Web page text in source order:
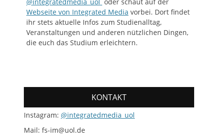
Webseite von Integrated Media vorbei. Dort findet
ihr stets aktuelle Infos zum Studienalltag,
Veranstaltungen und anderen nützlichen Dingen,
die euch das Studium erleichtern.
KONTAKT
Instagram: @integratedmedia_uol
Mail: fs-im@uol.de